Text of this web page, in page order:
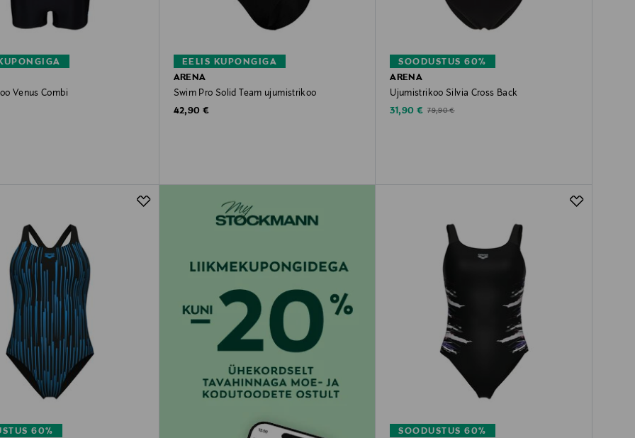
Venus Combi
EELIS KUPONGIGA
ARENA
Swim Pro Solid Team ujumistrikoo
Original Price
42,90 €
SOODUSTUS 60%
ARENA
Ujumistrikoo Silvia Cross Back
Discounted Price
31,90 € Original Price
79,90 €
60%
SOODUSTUS 60%